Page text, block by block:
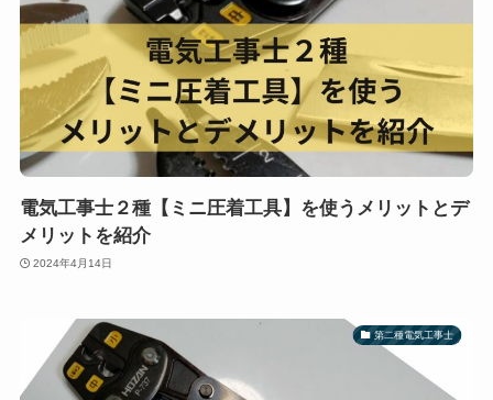
電気工事士２種【ミニ圧着工具】を使うメリットとデ
メリットを紹介
2024年4月14日
第二種電気工事士